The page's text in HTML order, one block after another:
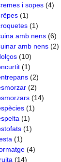
i sopes (4)
(1)
(1)
amb nens (6)
amb nens (2)
(10)
(1)
(2)
(2)
(14)
(1)
(1)
(1)
(1)
(4)
(14)